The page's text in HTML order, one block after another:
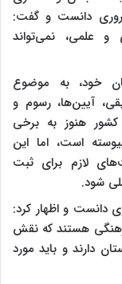
ضروری دانست و گفت:
علمی، نمی‌تواند
خود، به موضوع
آیین‌ها، رسوم و
هنوز به برخی
است، اما این
لازم برای ثبت
شود.
دانست و اظهار کرد:
هستند که نقش
دارند و باید مورد